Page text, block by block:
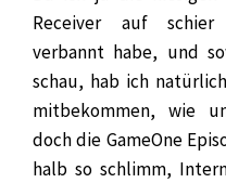
Receiver auf schier
verbannt habe, und
schau, hab ich
mitbekommen, wie
doch die GameOne
halb so schlimm,